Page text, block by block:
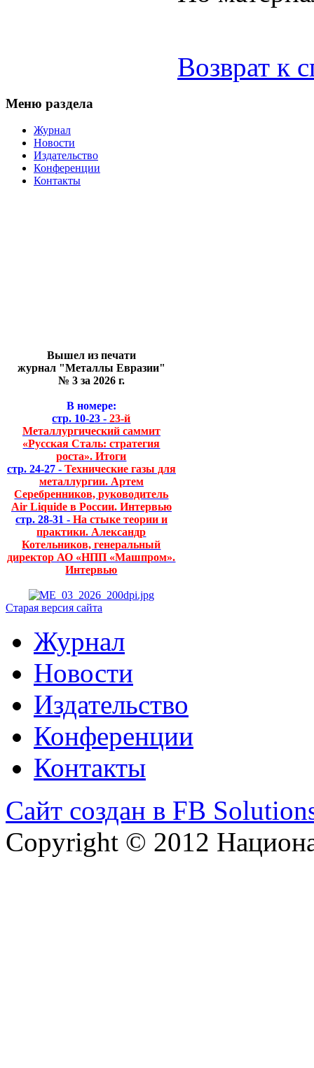
Возврат к
Меню раздела
Журнал
Новости
Издательство
Конференции
Контакты
Вышел из печати
журнал "Металлы Евразии"
№ 3 за 2026 г.
В номере:
стр. 10-23 - 23-й
Металлургический саммит
«Русская Сталь: стратегия
роста». Итоги
стр. 24-27 - Технические газы для
металлургии. Артем
Серебренников, руководитель
Air Liquide в России. Интервью
стр. 28-31 - На стыке теории и
практики. Александр
Котельников, генеральный
директор АО «НПП «Машпром».
Интервью
Старая версия сайта
Журнал
Новости
Издательство
Конференции
Контакты
Сайт создан в FB
Copyright © 2012